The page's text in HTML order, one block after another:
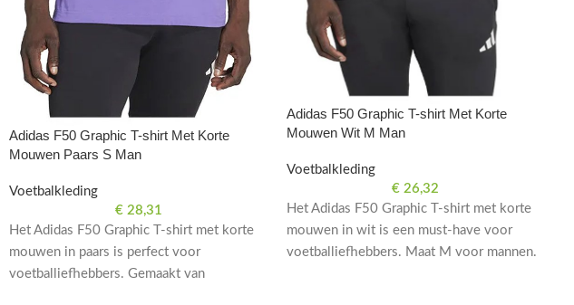
Adidas F50 Graphic T-shirt Met Korte
Mouwen Paars S Man
Voetbalkleding
€28,31
Het Adidas F50 Graphic T-shirt met korte
mouwen in paars is perfect voor
voetballiefhebbers. Gemaakt van
Adidas F50 Graphic T-shirt Met Korte
Mouwen Wit M Man
Voetbalkleding
€ 26,32
Het Adidas F50 Graphic T-shirt met korte
mouwen in wit is een must-have voor
voetballiefhebbers. Maat M voor mannen.